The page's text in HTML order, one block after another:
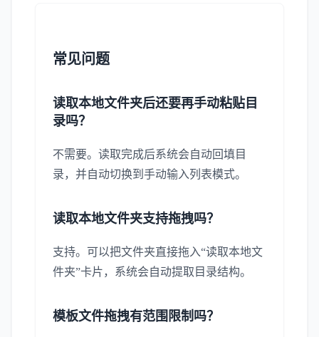
常见问题
读取本地文件夹后还要再手动粘贴目
录吗？
不需要。读取完成后系统会自动回填目
录，并自动切换到手动输入列表模式。
读取本地文件夹支持拖拽吗？
支持。可以把文件夹直接拖入“读取本地文
件夹”卡片，系统会自动提取目录结构。
模板文件拖拽有范围限制吗？